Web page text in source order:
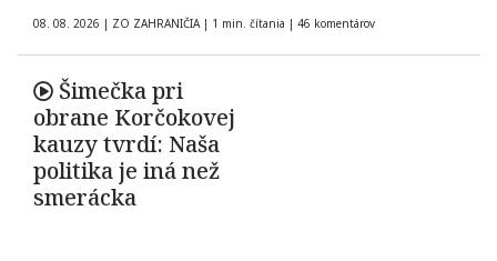
08. 08. 2026 | ZO ZAHRANIČIA | 1 min. čítania | 46 komentárov
Šimečka pri
obrane Korčokovej
kauzy tvrdí: Naša
politika je iná než
smerácka